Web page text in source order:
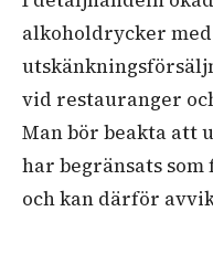
alkoholdrycker
vid restauranger
Man bör beakta att
har begränsats
och kan därför